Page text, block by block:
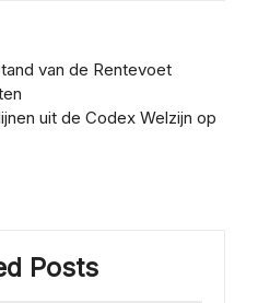
van de Rentevoet
uit de Codex Welzijn op
Posts